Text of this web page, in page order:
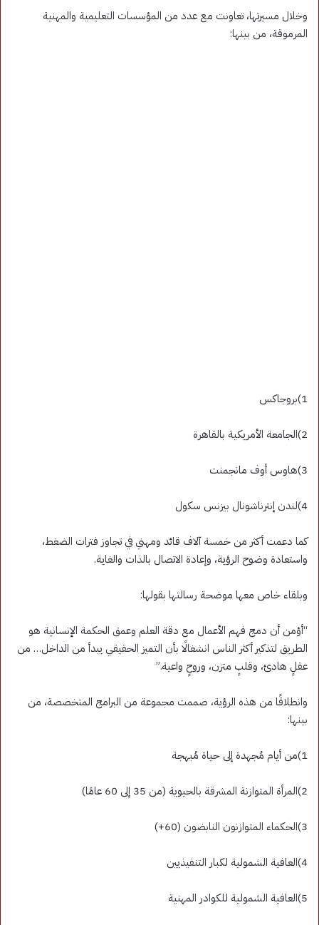
وخلال مسيرتها، تعاونت مع عدد من المؤسسات التعليمية والمهنية
المرموقة، من بينها:
1)بروجاكس
2)الجامعة الأمريكية بالقاهرة
3)هاوس أوف مانجمنت
4)لندن إنترناشونال بيزنس سكول
كما دعمت أكثر من خمسة آلاف قائد ومهني في تجاوز فترات الضغط،
واستعادة وضوح الرؤية، وإعادة الاتصال بالذات والغاية.
وبلقاء خاص معها موضحة رسالتها بقولها:
“أؤمن أن دمج فهم الأعمال مع دقة العلم وعمق الحكمة الإنسانية هو
الطريق لتذكير أكثر الناس انشغالًا بأن التميز الحقيقي يبدأ من الداخل… من
عقلٍ هادئ، وقلبٍ متزن، وروحٍ واعية.”
وانطلاقًا من هذه الرؤية، صممت مجموعة من البرامج المتخصصة، من
بينها:
1)من أيام مُجهدة إلى حياة مُبهجة
2)المرأة المتوازنة المشرقة بالحيوية (من 35 إلى 60 عامًا)
3)الحكماء المتوازنون النابضون (60+)
4)العافية الشمولية لكبار التنفيذيين
5)العافية الشمولية للكوادر المهنية